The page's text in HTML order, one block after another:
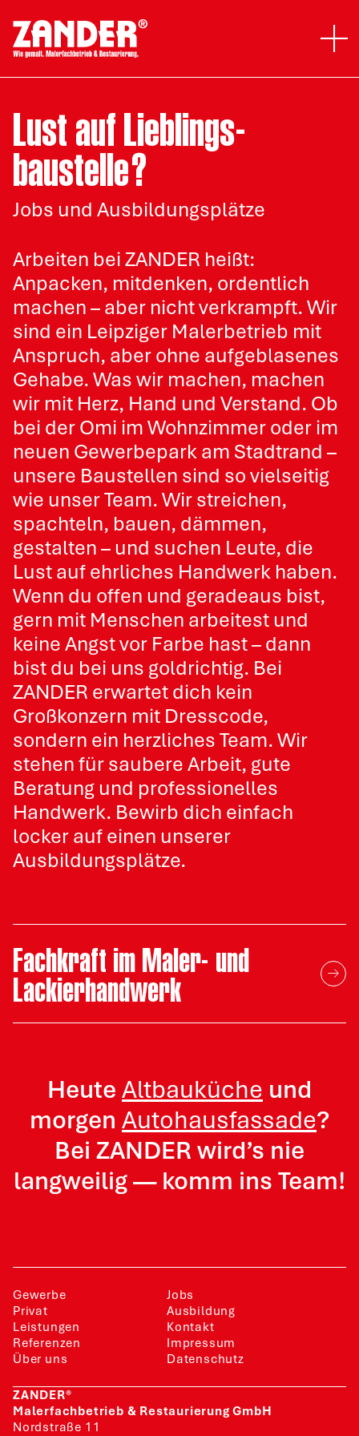
Privat
Über uns
Jobs
Leistungen
Planung und Konzeption
Bemusterung und Beratung vor Ort
Malerarbeiten und Renovierung
Tapezieren
Restaurierung
Stuckwerk
Schimmelbehandlung
Graffitibeseitigung
Fassadenreinigung
Fassadenarbeiten
Bodenverlegung
Trockenbau
Lust auf Lieblings­
baustelle?
Jobs und Ausbildungsplätze
Arbeiten bei ZANDER heißt:
Anpacken, mitdenken, ordentlich
machen – aber nicht verkrampft. Wir
sind ein Leipziger Malerbetrieb mit
Anspruch, aber ohne aufgeblasenes
Gehabe. Was wir machen, machen
wir mit Herz, Hand und Verstand. Ob
bei der Omi im Wohnzimmer oder im
neuen Gewerbepark am Stadtrand –
unsere Baustellen sind so vielseitig
wie unser Team. Wir streichen,
spachteln, bauen, dämmen,
gestalten – und suchen Leute, die
Lust auf ehrliches Handwerk haben.
Wenn du offen und geradeaus bist,
gern mit Menschen arbeitest und
keine Angst vor Farbe hast – dann
bist du bei uns goldrichtig. Bei
ZANDER erwartet dich kein
Großkonzern mit Dresscode,
sondern ein herzliches Team. Wir
stehen für saubere Arbeit, gute
Beratung und professionelles
Handwerk. Bewirb dich einfach
locker auf einen unserer
Ausbildungsplätze.
Fachkraft im Maler- und
Lackierhandwerk
arrow_right_alt
Heute Altbauküche und
morgen Autohausfassade?
Bei ZANDER wird’s nie
langweilig — komm ins Team!
Gewerbe
Privat
Leistungen
Referenzen
Über uns
Jobs
Ausbildung
Kontakt
Impressum
Datenschutz
ZANDER®
Malerfachbetrieb & Restaurierung GmbH
Nordstraße 11